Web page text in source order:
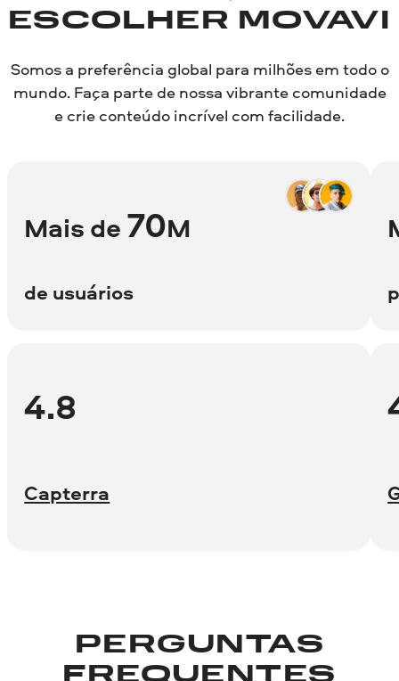
ESCOLHER MOVAVI
Somos a preferência global para milhões em todo o
mundo. Faça parte de nossa vibrante comunidade
e crie conteúdo incrível com facilidade.
Mais de 70M
de usuários
4.8
Capterra
PERGUNTAS